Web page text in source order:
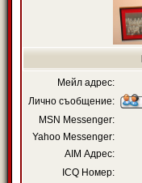
Мейл адрес:
Лично съобщение:
MSN Messenger:
Yahoo Messenger:
AIM Адрес:
ICQ Номер: